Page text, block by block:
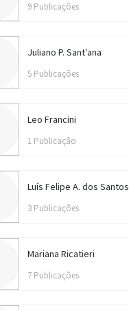
9 Publicações
Juliano P. Sant'ana
5 Publicações
Leo Francini
1 Publicação
Luís Felipe A. dos Santos
3 Publicações
Mariana Ricatieri
7 Publicações